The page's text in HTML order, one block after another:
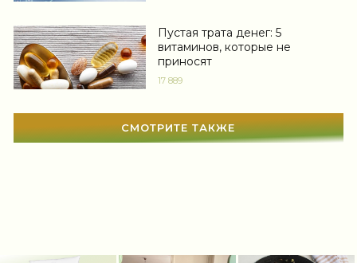
lauftex.ru
Пустая трата денег: 5
витаминов, которые не
приносят
17 889
СМОТРИТЕ ТАКЖЕ